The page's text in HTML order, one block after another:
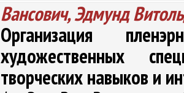
Вансович, Эдмунд
Организация
художественных
творческих навыков и